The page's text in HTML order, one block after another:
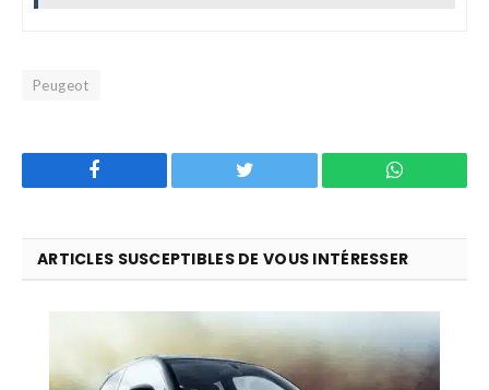
Peugeot
Twitter WhatsApp
ARTICLES SUSCEPTIBLES DE VOUS INTÉRESSER